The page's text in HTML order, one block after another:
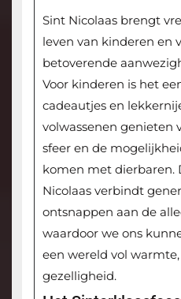
Sint Nicolaas brengt
leven van kinderen en
betoverende
Voor kinderen is het
cadeautjes en
volwassenen genieten
sfeer en de
komen met dierbaren.
Nicolaas verbindt
ontsnappen aan de
waardoor we ons
een wereld vol
gezelligheid.